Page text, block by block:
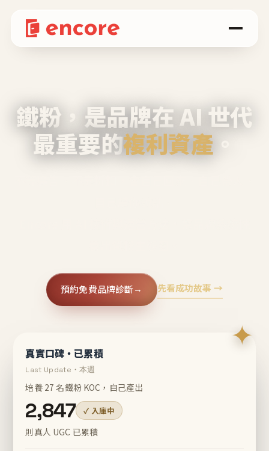
鐵粉，是品牌在 AI 世代
最重要的複利資產 。
預約免費品牌診斷→ 先看成功故事 →
✦
真實口碑・已累積
Last Update・本週
培養 27 名鐵粉 KOC，自己產出
2,847 ✓ 入庫中
則真人 UGC 已累積